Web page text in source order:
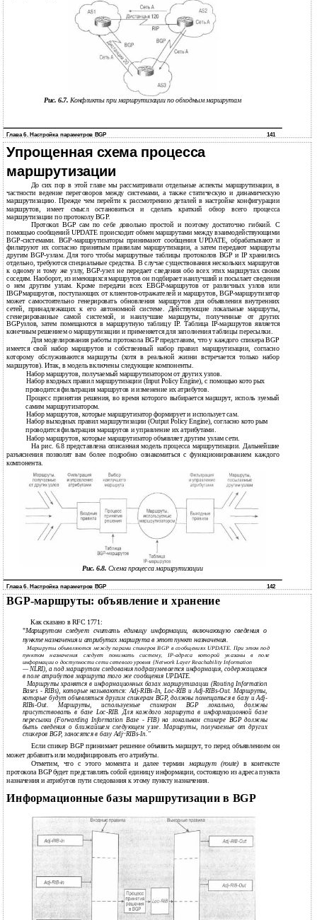
Рис. 6.7. Конфликты при маршрутизации по обходным маршрутам
Глава 6. Настройка параметров BGP 141
Упрощенная схема процесса
маршрутизации
До сих пор в этой главе мы рассматривали отдельные аспекты маршрутизации, в
частности ведение переговоров между системами, а также статическую и динамическую
маршрутизацию. Прежде чем перейти к рассмотрению деталей в настройке конфигурации
маршрутов, имеет смысл остановиться и сделать краткий обзор всего процесса
маршрутизации по протоколу BGP.
Протокол BGP сам по себе довольно простой и поэтому достаточно гибкий. С
помощью сообщений UPDATE происходит обмен маршрутами между взаимодействующими
BGP-системами. BGP-маршрутизаторы принимают сообщения UPDATE, обрабатывают и
фильтруют их согласно принятым правилам маршрутизации, а затем передают маршруты
другим BGP-узлам. Для того чтобы маршрутные таблицы протоколов BGP и IP хранились
отдельно, требуются специальные средства. В случае существования нескольких маршрутов
к одному и тому же узлу, BGP-узел не передает сведения обо всех этих маршрутах своим
соседям. Наоборот, из имеющихся маршрутов он подбирает наилучший и посылает сведения
о нем другим узлам. Кроме передачи всех EBGP-маршрутов от различных узлов или
IBGPмаршрутов, поступающих от клиентов-отражателей и маршрутов, BGP-маршрутизатор
может самостоятельно генерировать обновления маршрутов для объявления внутренних
сетей, принадлежащих к его автономной системе. Действующие локальные маршруты,
сгенерированные самой системой, и наилучшие маршруты, полученные от других
BGPузлов, затем помещаются в маршрутную таблицу IP. Таблица IP-маршрутов является
конечным решением о маршрутизации и применяется для заполнения таблицы пересылки.
Для моделирования работы протокола BGP представим, что у каждого спикера BGP
имеется свой набор маршрутов и собственный набор правил маршрутизации, согласно
которому обслуживаются маршруты (хотя в реальной жизни встречается только набор
маршрутов). Итак, в модель включены следующие компоненты.
Набор маршрутов, получаемый маршрутизатором от других узлов.
Набор входных правил маршрутизации (Input Policy Engine), с помощью кото рых
проводится фильтрация маршрутов и изменение их атрибутов.
Процесс принятия решения, во время которого выбирается маршрут, исполь зуемый
самим маршрутизатором.
Набор маршрутов, которые маршрутизатор формирует и использует сам.
Набор выходных правил маршрутизации (Output Policy Engine), согласно кото рым
проводится фильтрация маршрутов и управление их атрибутами.
Набор маршрутов, которые маршрутизатор объявляет другим узлам сети.
На рис. 6.8 представлена описанная модель процесса маршрутизации. Дальнейшие
разъяснения позволят вам более подробно ознакомиться с функционированием каждого
компонента.
Рис. 6.8. Схема процесса маршрутизации
Глава 6. Настройка параметров BGP 142
BGP-маршруты: объявление и хранение
Как сказано в RFC 1771:
"Маршрутом следует считать единицу информации, включающую сведения о
пункте назначения и атрибутах маршрута в этот пункт назначения.
Маршруты объявляются между парами спикеров BGP в сообщениях UPDATE. При этом под
пунктом назначения следует понимать систему, IP-адреса которой указаны в поле
информации о доступности сети сетевого уровня {Network Layer Reachability Information
— NLRI), а под маршрутом следования подразумевается информация, содержащаяся
в поле атрибутов маршрута того же сообщения UPDATE.
Маршруты хранятся в информационных базах маршрутизации (Routing Information
Bases - RIBs), которые называются: Adj-RIBs-In, Loc-RIB и Adj-RIBs-Out. Маршруты,
которые будут объявляться другим спикерам BGP, должны помещаться в базу и Adj-
RIBs-Out. Маршруты, используемые спикером BGP локально, должны
присутствовать в базе Loc-RIB. Для каждого маршрута в информационной базе
пересылки (Forwarding Information Вазе - FIB) на локальном спикере BGP должны
быть сведения о ближайшем следующем узле. Маршруты, получаемые от других
спикеров BGP, заносятся в базу Adj~RIBs-In."
Если спикер BGP принимает решение объявить маршрут, то перед объявлением он
может добавить или модифицировать его атрибуты.
Отметим, что с этого момента и далее терминмаршрут (route) в контексте
протокола BGP будет представлять собой единицу информации, состоящую из адреса пункта
назначения и атрибутов пути следования к этому пункту назначения.
Информационные базы маршрутизации в BGP